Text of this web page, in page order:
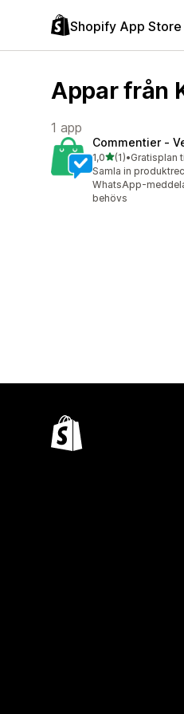
Shopify App Store
Appar från
1 app
Commentier ‑
1,0av 5 stjärnor
(1)
1 recensioner totalt
•Gratisplan
Samla in
WhatsApp-
behövs